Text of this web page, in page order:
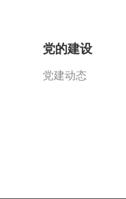
党的建设
党建动态